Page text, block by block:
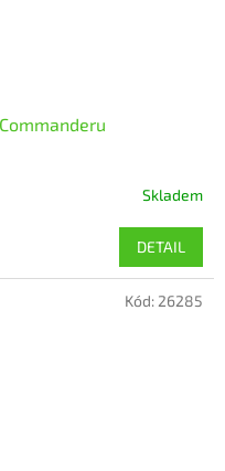
Skladem
DETAIL
Kód: 26285